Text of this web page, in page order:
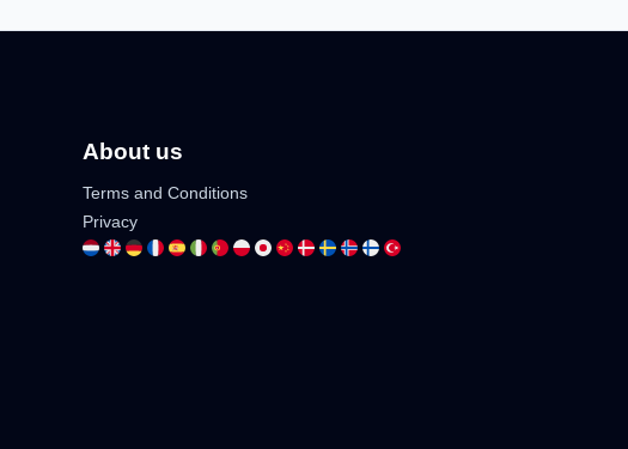
About us
Terms and Conditions
Privacy